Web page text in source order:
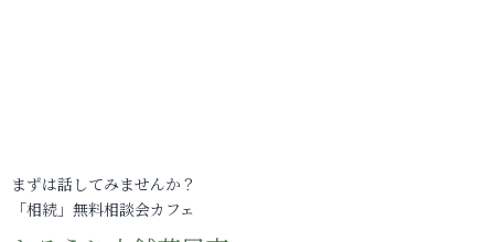
まずは話してみませんか？
「相続」無料相談会カフェ